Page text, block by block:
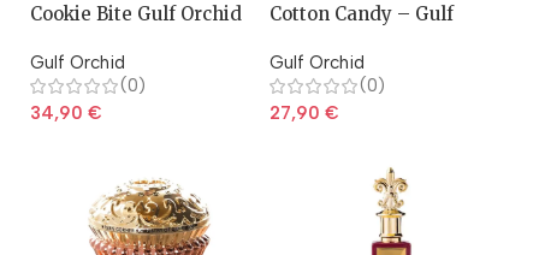
Cookie Bite Gulf Orchid
Gulf Orchid
(0)
34,90 €
Cotton Candy – Gulf
Gulf Orchid
(0)
27,90 €